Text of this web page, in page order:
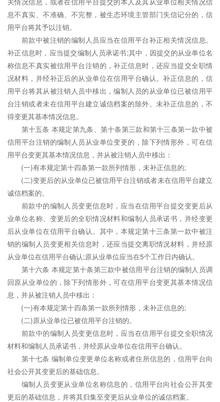
息不真实、不准确、不完整，被生态环境主管部门失信记分的，信
用平台将其予以注销。
前款中被注销的编制人员应当在信用平台补正相关情况信息。
补正信息时，应当提交编制人员承诺书;其中，因提交的从业单位名
称信息不真实被信用平台注销的，补正信息时，还应当提交全职情
况材料，并经补正后的从业单位在信用平台确认。补正信息的，信
用平台将其从被注销人员中移出，编制人员的从业单位已被信用平
台注销或者未在信用平台建立诚信档案的除外。未补正信息的，不
得变更其基本情况信息。
第十五条 本规定第九条、第十条第三款和第十三条第一款中被
信用平台注销的编制人员从业单位变更的，除下列情形外，可在信
用平台变更其基本情况信息，并从被注销人员中移出：
(一)有本规定第十四条第一款所列情形，未补正信息的;
(二)变更后的从业单位已被信用平台注销或者未在信用平台建立
诚信档案的。
前款中的编制人员变更信息时，应当在信用平台提交变更后从
业单位名称、变更后的全职情况材料和编制人员承诺书，并经变更
后从业单位在信用平台确认。其中，本规定第十三条第一款中被注
销的编制人员变更相关信息时，还应当提交离职情况材料，并经原
从业单位在信用平台确认;原从业单位应当在5个工作日内确认。
第十六条 本规定第十条第三款中被信用平台注销的编制人员调
回原从业单位的，除下列情形外，可在信用平台变更其基本情况信
息，并从被注销人员中移出：
(一)有本规定第十四条第一款所列情形，未补正信息的;
(二)原从业单位已被信用平台注销的。
前款中的编制人员变更信息时，应当在信用平台提交全职情况
材料和编制人员承诺书，并经原从业单位在信用平台确认。
第十七条 编制单位变更单位名称或者住所信息的，信用平台向
社会公开其变更后的基础信息。
编制人员变更从业单位名称信息的，信用平台向社会公开其变
更后的基础信息，并将其归集至变更后从业单位的诚信档案。